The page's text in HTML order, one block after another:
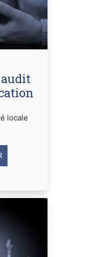
locale